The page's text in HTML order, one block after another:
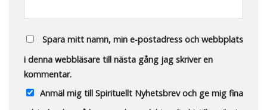
Spara mitt namn, min e-postadress och webbplats
i denna webbläsare till nästa gång jag skriver en
kommentar.
Anmäl mig till Spirituellt Nyhetsbrev och ge mig fina